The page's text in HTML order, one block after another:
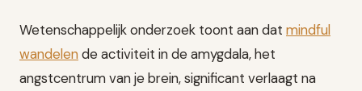
Wetenschappelijk onderzoek toont aan dat mindful
wandelende activiteit in de amygdala, het
angstcentrum van je brein, significant verlaagt na